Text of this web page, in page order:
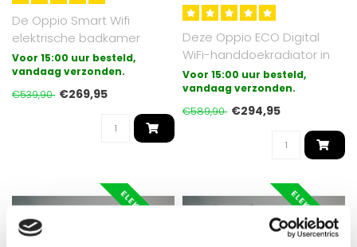
De Oppio Smart Wifi
elektrische badkamer
radiator met draadloze
bediening (wifi ..
Voor 15:00 uur besteld,
vandaag verzonden.
€539,90 €269,95
Deze Oppio ECO Digital
WiFi-handdoekradiator in
Mat Antraciet (RAL 7016) is
eenv..
Voor 15:00 uur besteld,
vandaag verzonden.
€589,90 €294,95
ELEKTRISCH ELEKTRISCH